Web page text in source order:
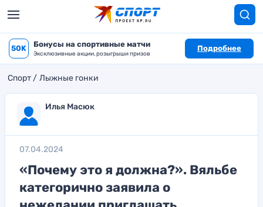
50K Бонусы на спортивные матчи
Эксклюзивные акции, розыгрыши призов
Подробнее
Спорт Лыжные гонки
Илья Масюк
07.04.2024
«Почему это я должна?». Вяльбе
категорично заявила о